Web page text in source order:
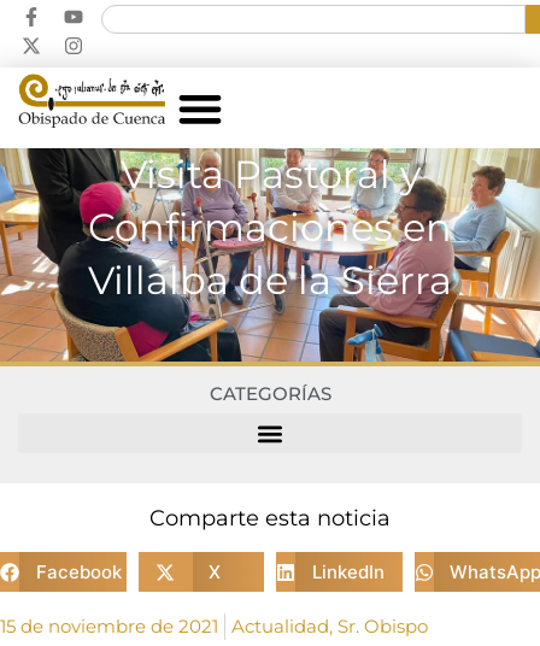
Visita Pastoral y
Confirmaciones en
Villalba de la Sierra
CATEGORÍAS
Comparte esta noticia
Facebook X LinkedIn WhatsApp
15 de noviembre de 2021 Actualidad, Sr. Obispo